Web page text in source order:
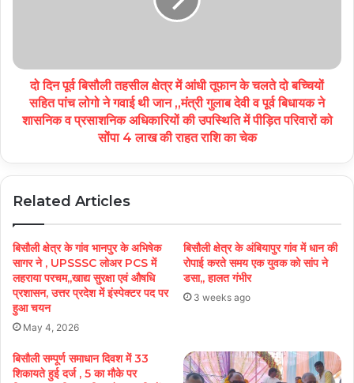
दो दिन पूर्व बिसौली तहसील क्षेत्र में आंधी तूफान के चलते दो बच्चियों
सहित पांच लोगो ने गवाई थी जान ,,मंत्री गुलाब देवी व पूर्व बिधायक ने
शासनिक व प्रसाशनिक अधिकारियों की उपस्थिति में पीड़ित परिवारों को
सोंपा 4 लाख की राहत राशि का चेक
Related Articles
बिसौली क्षेत्र के गांव भानपुर के अभिषेक
सागर ने , UPSSSC लोअर PCS में
लहराया परचम,,खाद्य सुरक्षा एवं औषधि
प्रशासन, उत्तर प्रदेश में इंस्पेक्टर पद पर
हुआ चयन
May 4, 2026
बिसौली क्षेत्र के अंबियापुर गांव में धान की
रोपाई करते समय एक युवक को सांप ने
डसा,, हालत गंभीर
3 weeks ago
बिसौली सम्पूर्ण समाधान दिवश में 33
शिकायते हुई दर्ज , 5 का मौके पर